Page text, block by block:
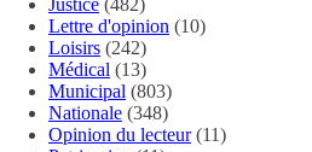
Lettre d'opinion (10)
Loisirs (242)
Médical (13)
Municipal (803)
Nationale (348)
Opinion du lecteur(11)